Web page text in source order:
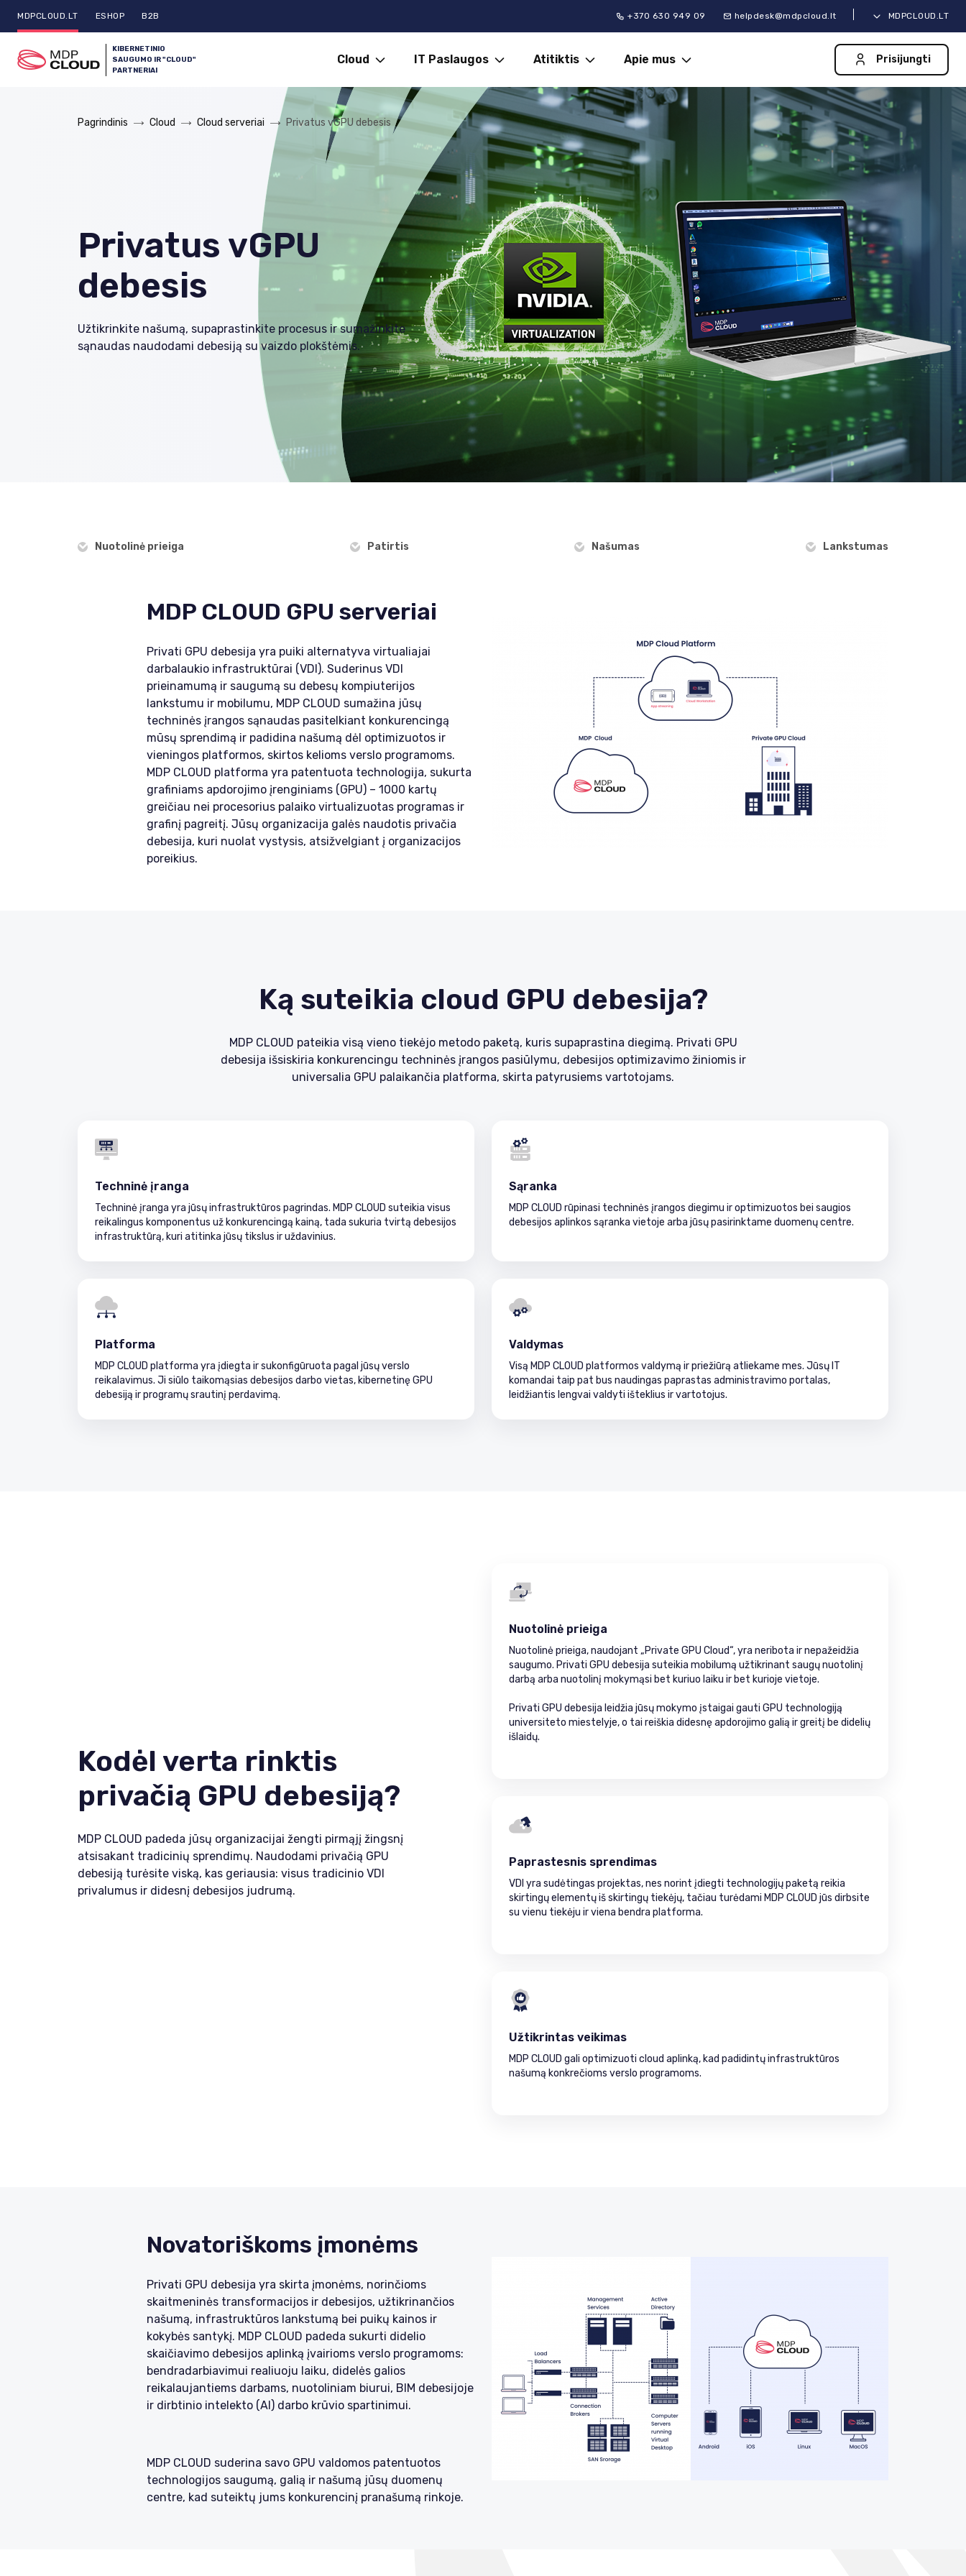
MDPCLOUD.LT ESHOP B2B +370 630 949 09 helpdesk@mdpcloud.lt MDPCLOUD.LT
KIBERNETINIO
SAUGUMO IR "CLOUD"
PARTNERIAI
Cloud IT Paslaugos Atitiktis Apie mus Prisijungti
Pagrindinis Cloud Cloud serveriai Privatus vGPU debesis
Privatus vGPU
debesis
Užtikrinkite našumą, supaprastinkite procesus ir sumažinkite
sąnaudas naudodami debesiją su vaizdo plokštėmis.
Nuotolinė prieiga Patirtis Našumas Lankstumas
MDP CLOUD GPU serveriai
Privati GPU debesija yra puiki alternatyva virtualiajai
darbalaukio infrastruktūrai (VDI). Suderinus VDI
prieinamumą ir saugumą su debesų kompiuterijos
lankstumu ir mobilumu, MDP CLOUD sumažina jūsų
techninės įrangos sąnaudas pasitelkiant konkurencingą
mūsų sprendimą ir padidina našumą dėl optimizuotos ir
vieningos platformos, skirtos kelioms verslo programoms.
MDP CLOUD platforma yra patentuota technologija, sukurta
grafiniams apdorojimo įrenginiams (GPU) – 1000 kartų
greičiau nei procesorius palaiko virtualizuotas programas ir
grafinį pagreitį. Jūsų organizacija galės naudotis privačia
debesija, kuri nuolat vystysis, atsižvelgiant į organizacijos
poreikius.
Ką suteikia cloud GPU debesija?
MDP CLOUD pateikia visą vieno tiekėjo metodo paketą, kuris supaprastina diegimą. Privati GPU
debesija išsiskiria konkurencingu techninės įrangos pasiūlymu, debesijos optimizavimo žiniomis ir
universalia GPU palaikančia platforma, skirta patyrusiems vartotojams.
Techninė įranga
Techninė įranga yra jūsų infrastruktūros pagrindas. MDP CLOUD suteikia visus
reikalingus komponentus už konkurencingą kainą, tada sukuria tvirtą debesijos
infrastruktūrą, kuri atitinka jūsų tikslus ir uždavinius.
Sąranka
MDP CLOUD rūpinasi techninės įrangos diegimu ir optimizuotos bei saugios
debesijos aplinkos sąranka vietoje arba jūsų pasirinktame duomenų centre.
Platforma
MDP CLOUD platforma yra įdiegta ir sukonfigūruota pagal jūsų verslo
reikalavimus. Ji siūlo taikomąsias debesijos darbo vietas, kibernetinę GPU
debesiją ir programų srautinį perdavimą.
Valdymas
Visą MDP CLOUD platformos valdymą ir priežiūrą atliekame mes. Jūsų IT
komandai taip pat bus naudingas paprastas administravimo portalas,
leidžiantis lengvai valdyti išteklius ir vartotojus.
Kodėl verta rinktis
privačią GPU debesiją?
MDP CLOUD padeda jūsų organizacijai žengti pirmąjį žingsnį
atsisakant tradicinių sprendimų. Naudodami privačią GPU
debesiją turėsite viską, kas geriausia: visus tradicinio VDI
privalumus ir didesnį debesijos judrumą.
Nuotolinė prieiga
Nuotolinė prieiga, naudojant „Private GPU Cloud“, yra neribota ir nepažeidžia
saugumo. Privati GPU debesija suteikia mobilumą užtikrinant saugų nuotolinį
darbą arba nuotolinį mokymąsi bet kuriuo laiku ir bet kurioje vietoje.
Privati GPU debesija leidžia jūsų mokymo įstaigai gauti GPU technologiją
universiteto miestelyje, o tai reiškia didesnę apdorojimo galią ir greitį be didelių
išlaidų.
Paprastesnis sprendimas
VDI yra sudėtingas projektas, nes norint įdiegti technologijų paketą reikia
skirtingų elementų iš skirtingų tiekėjų, tačiau turėdami MDP CLOUD jūs dirbsite
su vienu tiekėju ir viena bendra platforma.
Užtikrintas veikimas
MDP CLOUD gali optimizuoti cloud aplinką, kad padidintų infrastruktūros
našumą konkrečioms verslo programoms.
Novatoriškoms įmonėms
Privati GPU debesija yra skirta įmonėms, norinčioms
skaitmeninės transformacijos ir debesijos, užtikrinančios
našumą, infrastruktūros lankstumą bei puikų kainos ir
kokybės santykį. MDP CLOUD padeda sukurti didelio
skaičiavimo debesijos aplinką įvairioms verslo programoms:
bendradarbiavimui realiuoju laiku, didelės galios
reikalaujantiems darbams, nuotoliniam biurui, BIM debesijoje
ir dirbtinio intelekto (AI) darbo krūvio spartinimui.
MDP CLOUD suderina savo GPU valdomos patentuotos
technologijos saugumą, galią ir našumą jūsų duomenų
centre, kad suteiktų jums konkurencinį pranašumą rinkoje.